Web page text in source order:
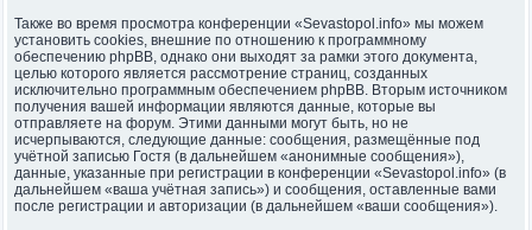
Также во время просмотра конференции «Sevastopol.info» мы можем
установить cookies, внешние по отношению к программному
обеспечению phpBB, однако они выходят за рамки этого документа,
целью которого является рассмотрение страниц, созданных
исключительно программным обеспечением phpBB. Вторым источником
получения вашей информации являются данные, которые вы
отправляете на форум. Этими данными могут быть, но не
исчерпываются, следующие данные: сообщения, размещённые под
учётной записью Гостя (в дальнейшем «анонимные сообщения»),
данные, указанные при регистрации в конференции «Sevastopol.info» (в
дальнейшем «ваша учётная запись») и сообщения, оставленные вами
после регистрации и авторизации (в дальнейшем «ваши сообщения»).